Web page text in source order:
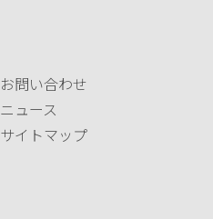
お問い合わせ
ニュース
サイトマップ